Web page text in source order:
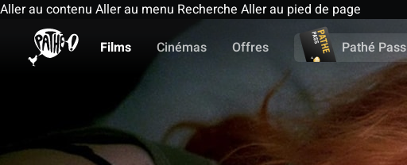
Aller au contenu Aller au menu Recherche Aller au pied de page
Films
Cinémas Offres Pathé Pass